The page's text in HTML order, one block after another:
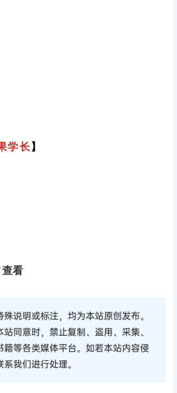
学长】
看
说明或标注，均为本站原创发布。
同意时，禁止复制、盗用、采集、
等各类媒体平台。如若本站内容侵
我们进行处理。